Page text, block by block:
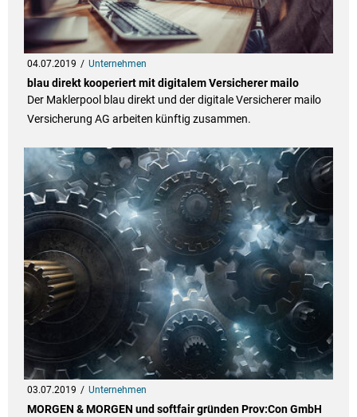
04.07.2019 Unternehmen
blau direkt kooperiert mit digitalem Versicherer mailo
Der Maklerpool blau direkt und der digitale Versicherer mailo
Versicherung AG arbeiten künftig zusammen.
03.07.2019 Unternehmen
MORGEN & MORGEN und softfair gründen Prov:Con GmbH